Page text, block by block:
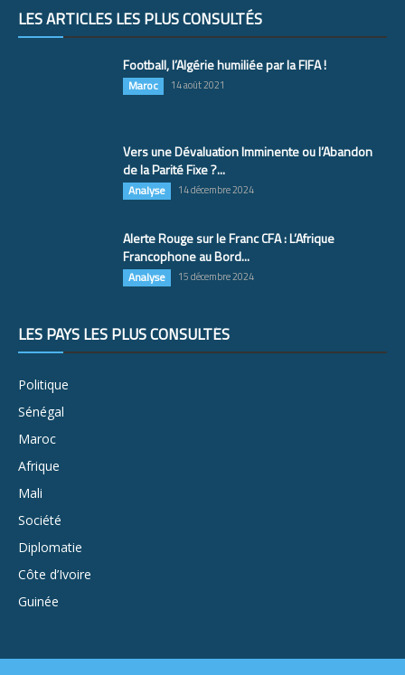
LES ARTICLES LES PLUS CONSULTÉS
Football, l’Algérie humiliée par la FIFA !
Maroc 14 août 2021
Vers une Dévaluation Imminente ou l’Abandon
de la Parité Fixe ?...
Analyse 14 décembre 2024
Alerte Rouge sur le Franc CFA : L’Afrique
Francophone au Bord...
Analyse 15 décembre 2024
LES PAYS LES PLUS CONSULTÉS
Politique
Sénégal
Maroc
Afrique
Mali
Société
Diplomatie
Côte d’Ivoire
Guinée